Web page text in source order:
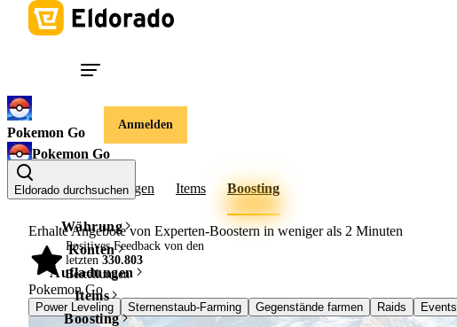
Anmelden
Eldorado durchsuchen
Währung
Konten
Aufladungen
Items
Boosting
Pokemon Go
Pokemon Go
Konten Aufladungen Items Boosting
Erhalte Angebote von Experten-Boostern in weniger als 2 Minuten
Positives Feedback von den
letzten 330.803
Bestellungen
Pokemon Go
Power Leveling Sternenstaub-Farming Gegenstände farmen Raids Events